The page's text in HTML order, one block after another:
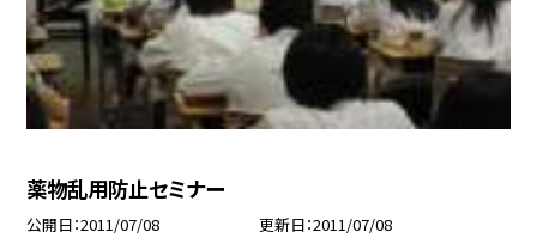
薬物乱用防止セミナー
公開日 2011/07/08 更新日 2011/07/08